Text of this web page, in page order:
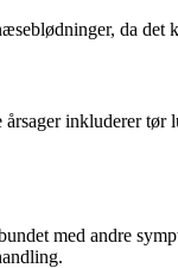
da
inkluderer
med andre